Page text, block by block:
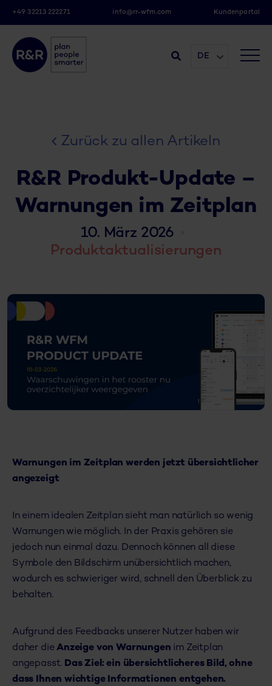
+49 32213 222271 info@rr-wfm.com Kundenportal
DE
Zurück zu allen Artikeln
R&R Produkt-Update –
Warnungen im Zeitplan
10. März 2026
Produktaktualisierungen
Warnungen im Zeitplan werden jetzt übersichtlicher
angezeigt
In einem idealen Zeitplan sieht man natürlich so wenig
Warnungen wie möglich. In der Praxis gehören sie
jedoch nun einmal dazu. Dennoch können all diese
Symbole den Bildschirm unübersichtlich machen,
wodurch es schwieriger wird, schnell den Überblick zu
behalten.
Aufgrund des Feedbacks unserer Nutzer haben wir
daher dieAnzeige von Warnungen im Zeitplan
angepasst. Das Ziel: ein übersichtlicheres Bild, ohne
dass Ihnen wichtige Informationen entgehen.